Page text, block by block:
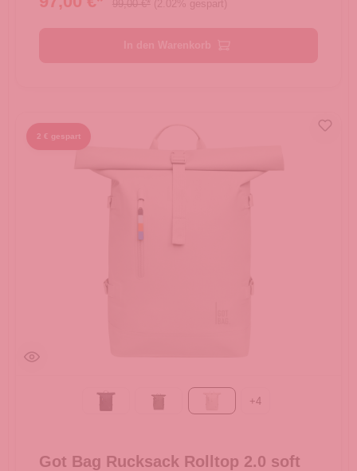
99,00 €* (2.02% gespart)
2 € gespart
algae
+4
Got Bag Rucksack Rolltop 2.0 soft